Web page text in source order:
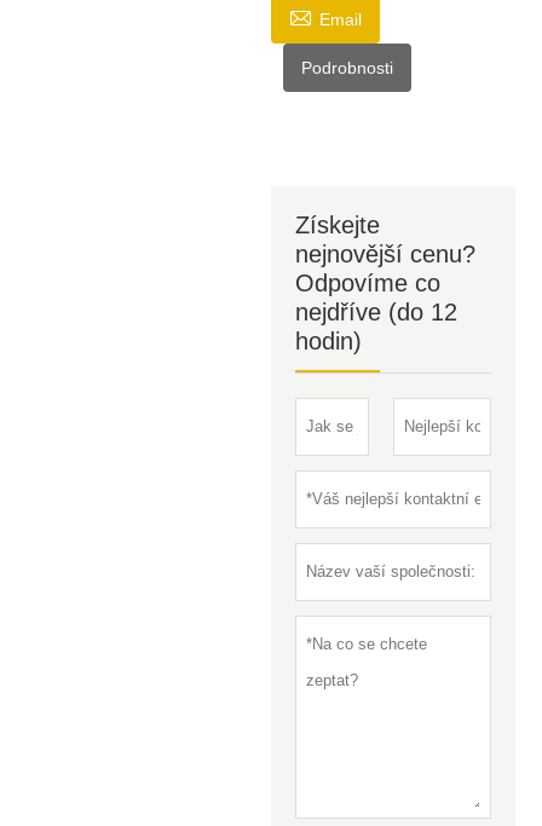
 Email
Podrobnosti
Získejte
nejnovější cenu?
Odpovíme co
nejdříve (do 12
hodin)